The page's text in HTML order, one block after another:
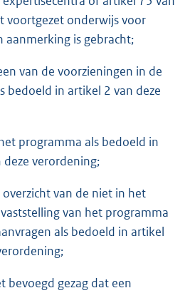
voortgezet onderwijs voor
aanmerking is gebracht;
van de voorzieningen in de
bedoeld in artikel 2 van deze
programma als bedoeld in
verordening;
van de niet in het
van het programma
als bedoeld in artikel
bevoegd gezag dat een